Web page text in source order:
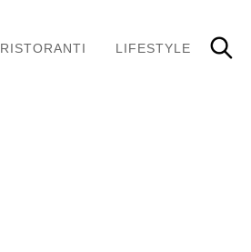
RISTORANTI LIFESTYLE